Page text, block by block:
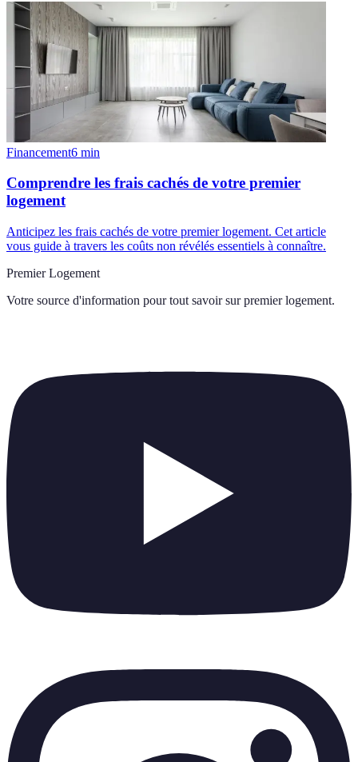
Financement6 min
Comprendre les frais cachés de votre premier
logement
Anticipez les frais cachés de votre premier logement. Cet article
vous guide à travers les coûts non révélés essentiels à connaître.
Premier Logement
Votre source d'information pour tout savoir sur premier logement.